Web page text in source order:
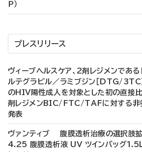
P）
プレスリリース
ヴィーブヘルスケア、2剤レジメンである
ルテグラビル／ラミブジン［DTG/3TC
のHIV陽性成人を対象とした初の直接
剤レジメンBIC/FTC/TAFに対する非
発表
ヴァンティブ 腹膜透析治療の選択肢
4.25 腹膜透析液 UV ツインバッグ